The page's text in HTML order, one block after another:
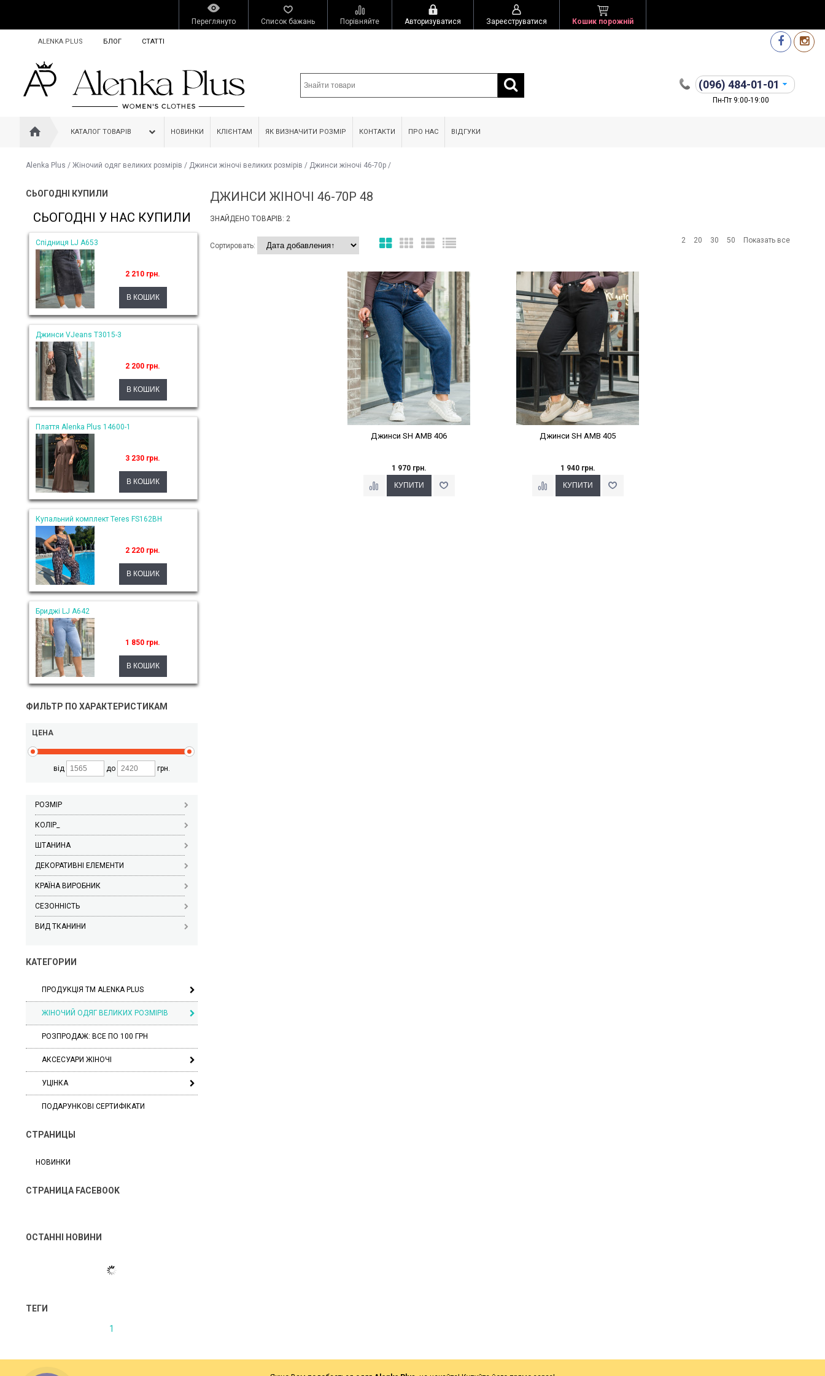
Переглянуто Список бажань Порівняйте Авторизуватися Зареєструватися Кошик порожній
ALENKA PLUS БЛОГ СТАТТІ
(096) 484-01-01
Пн-Пт 9:00-19:00
КАТАЛОГ ТОВАРІВ НОВИНКИ КЛІЄНТАМ ЯК ВИЗНАЧИТИ РОЗМІР КОНТАКТИ ПРО НАС ВІДГУКИ
Alenka Plus / Жіночий одяг великих розмірів / Джинси жіночі великих розмірів / Джинси жіночі 46-70р /
СЬОГОДНІ КУПИЛИ
СЬОГОДНІ У НАС КУПИЛИ
Спідниця LJ A653
2 210 грн.
Джинси VJeans T3015-3
2 200 грн.
Плаття Alenka Plus 14600-1
3 230 грн.
Купальний комплект Teres FS162BH
2 220 грн.
Бриджі LJ A642
1 850 грн.
ФИЛЬТР ПО ХАРАКТЕРИСТИКАМ
ЦЕНА
від до грн.
РОЗМІР
КОЛІР_
ШТАНИНА
ДЕКОРАТИВНІ ЕЛЕМЕНТИ
КРАЇНА ВИРОБНИК
СЕЗОННІСТЬ
ВИД ТКАНИНИ
КАТЕГОРИИ
ПРОДУКЦІЯ ТМ ALENKA PLUS
ЖІНОЧИЙ ОДЯГ ВЕЛИКИХ РОЗМІРІВ
РОЗПРОДАЖ: ВСЕ ПО 100 ГРН
АКСЕСУАРИ ЖІНОЧІ
УЦІНКА
ПОДАРУНКОВІ СЕРТИФІКАТИ
СТРАНИЦЫ
НОВИНКИ
СТРАНИЦА FACEBOOK
ОСТАННІ НОВИНИ
ТЕГИ
1
ДЖИНСИ ЖІНОЧІ 46-70Р 48
ЗНАЙДЕНО ТОВАРІВ: 2
Сортировать:
2 20 30 50 Показать все
Наклейки Варіант з %
Джинси SH AMB 406
1 970 грн.
Наклейки Варіант з %
Джинси SH AMB 405
1 940 грн.